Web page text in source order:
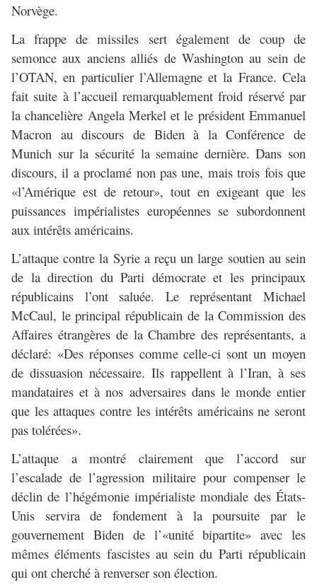
Norvège.
La frappe de missiles sert également de coup de
semonce aux anciens alliés de Washington au sein de
l’OTAN, en particulier l’Allemagne et la France. Cela
fait suite à l’accueil remarquablement froid réservé par
la chancelière Angela Merkel et le président Emmanuel
Macron au discours de Biden à la Conférence de
Munich sur la sécurité la semaine dernière. Dans son
discours, il a proclamé non pas une, mais trois fois que
«l’Amérique est de retour», tout en exigeant que les
puissances impérialistes européennes se subordonnent
aux intérêts américains.
L’attaque contre la Syrie a reçu un large soutien au sein
de la direction du Parti démocrate et les principaux
républicains l’ont saluée. Le représentant Michael
McCaul, le principal républicain de la Commission des
Affaires étrangères de la Chambre des représentants, a
déclaré: «Des réponses comme celle-ci sont un moyen
de dissuasion nécessaire. Ils rappellent à l’Iran, à ses
mandataires et à nos adversaires dans le monde entier
que les attaques contre les intérêts américains ne seront
pas tolérées».
L’attaque a montré clairement que l’accord sur
l’escalade de l’agression militaire pour compenser le
déclin de l’hégémonie impérialiste mondiale des États-
Unis servira de fondement à la poursuite par le
gouvernement Biden de l’«unité bipartite» avec les
mêmes éléments fascistes au sein du Parti républicain
qui ont cherché à renverser son élection.